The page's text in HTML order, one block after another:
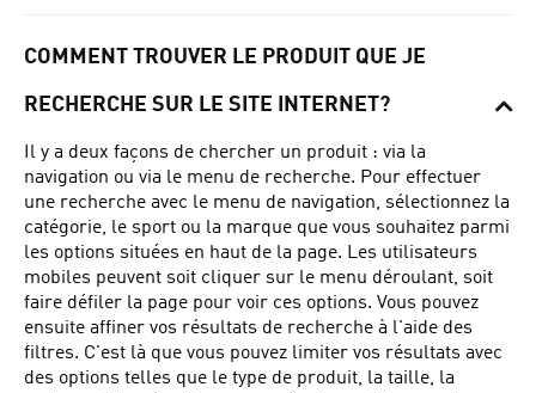
COMMENT TROUVER LE PRODUIT QUE JE
RECHERCHE SUR LE SITE INTERNET?
Il y a deux façons de chercher un produit : via la
navigation ou via le menu de recherche. Pour effectuer
une recherche avec le menu de navigation, sélectionnez la
catégorie, le sport ou la marque que vous souhaitez parmi
les options situées en haut de la page. Les utilisateurs
mobiles peuvent soit cliquer sur le menu déroulant, soit
faire défiler la page pour voir ces options. Vous pouvez
ensuite affiner vos résultats de recherche à l'aide des
filtres. C'est là que vous pouvez limiter vos résultats avec
des options telles que le type de produit, la taille, la